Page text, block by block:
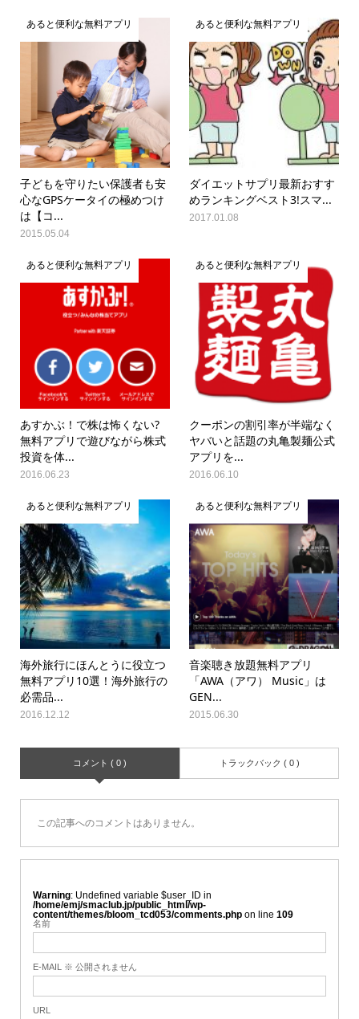
あると便利な無料アプリ
子どもを守りたい保護者も安
心なGPSケータイの極めつけ
は【コ...
2015.05.04
あると便利な無料アプリ
ダイエットサプリ最新おすす
めランキングベスト3!スマ...
2017.01.08
あると便利な無料アプリ
あすかぶ！で株は怖くない?
無料アプリで遊びながら株式
投資を体...
2016.06.23
あると便利な無料アプリ
クーポンの割引率が半端なく
ヤバいと話題の丸亀製麺公式
アプリを...
2016.06.10
あると便利な無料アプリ
海外旅行にほんとうに役立つ
無料アプリ10選！海外旅行の
必需品...
2016.12.12
あると便利な無料アプリ
音楽聴き放題無料アプリ
「AWA（アワ） Music」は
GEN...
2015.06.30
コメント ( 0 ) トラックバック ( 0 )
この記事へのコメントはありません。
Warning : Undefined variable $user_ID in
/home/emj/smaclub.jp/public_html/wp-
content/themes/bloom_tcd053/comments.phpon line 109
名前
E-MAIL ※ 公開されません
URL